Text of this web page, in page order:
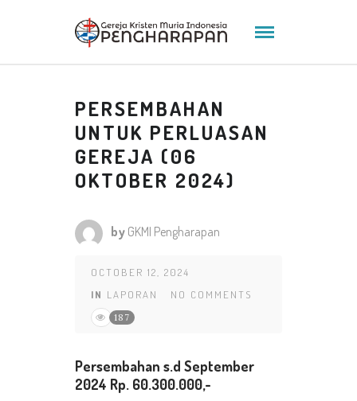
PERSEMBAHAN
UNTUK PERLUASAN
GEREJA (06
OKTOBER 2024)
by GKMI Pengharapan
OCTOBER 12, 2024
IN LAPORAN NO COMMENTS
187
Persembahan s.d September
2024 Rp. 60.300.000,-